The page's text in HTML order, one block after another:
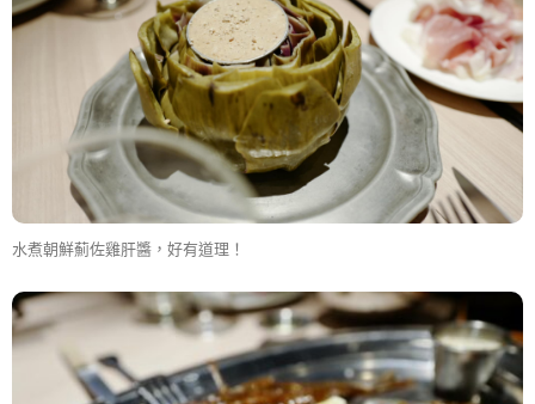
水煮朝鮮薊佐雞肝醬，好有道理！